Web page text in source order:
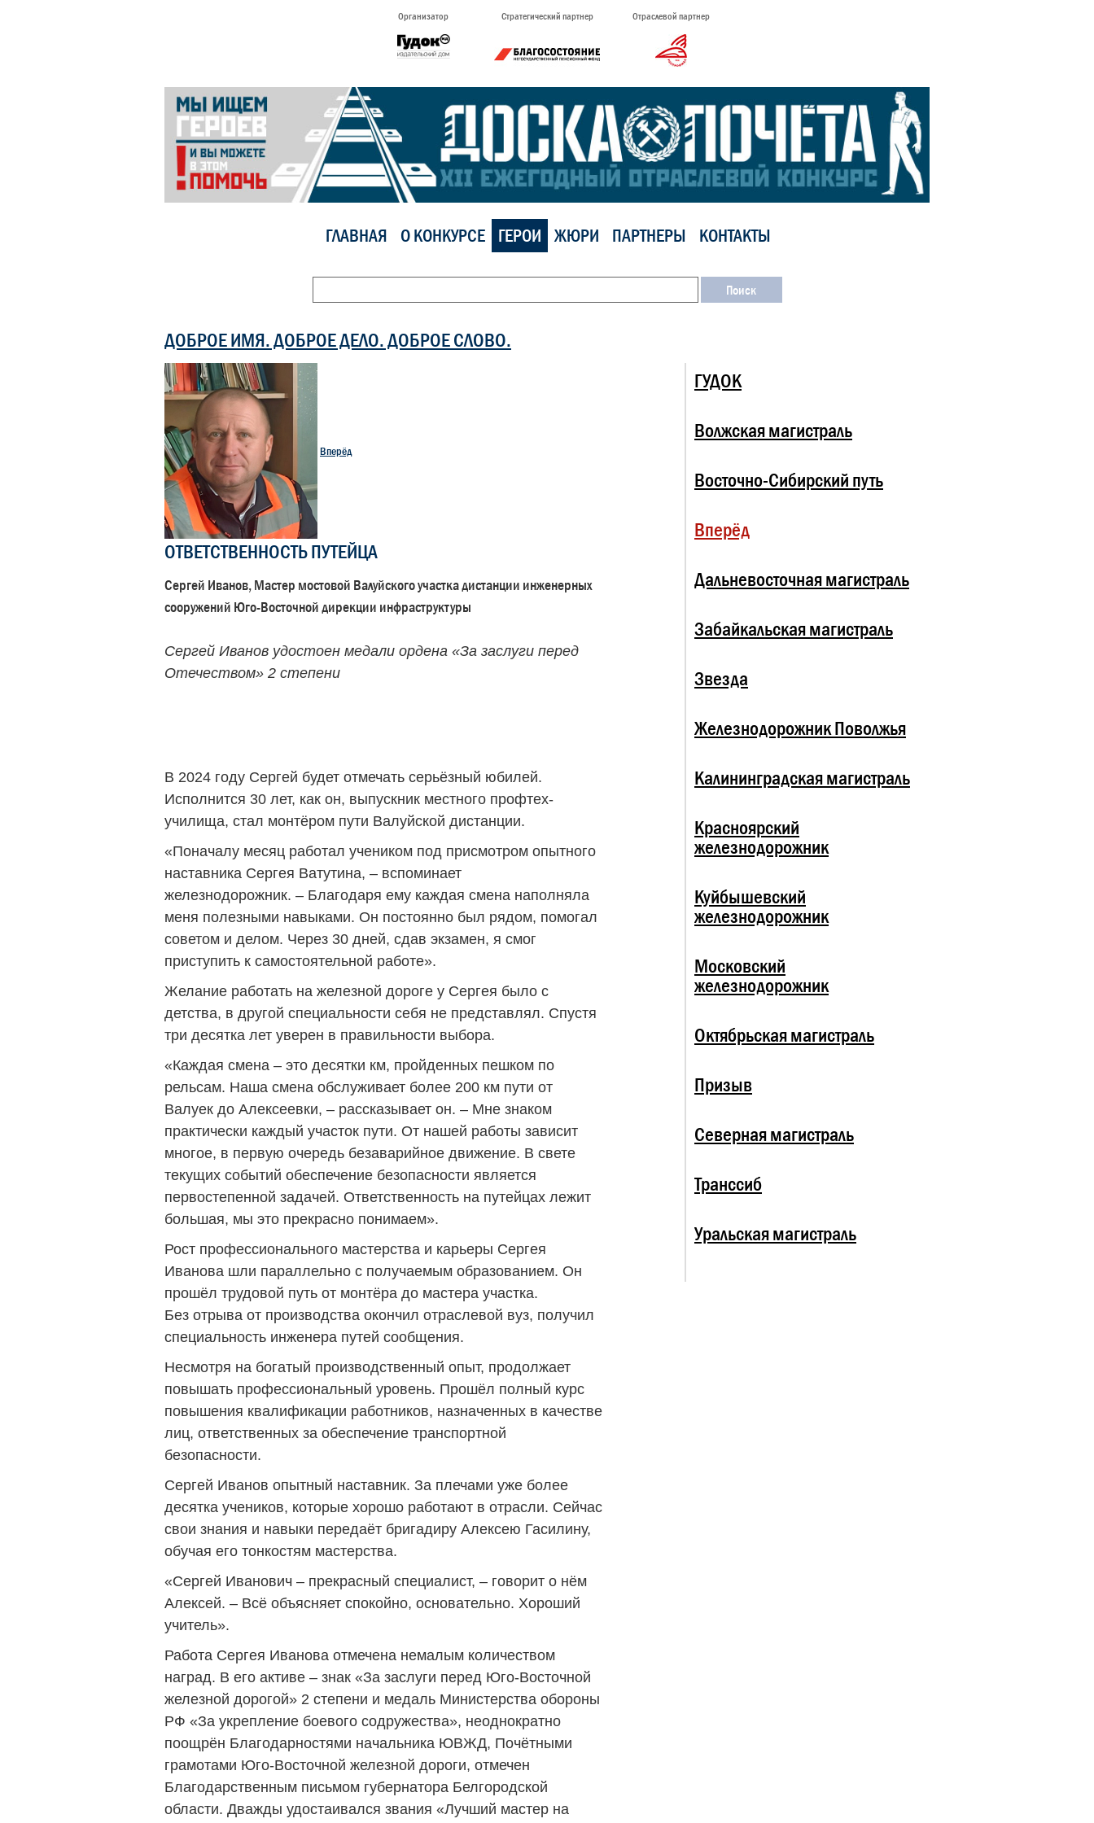
Организатор Стратегический партнер Отраслевой партнер
ГЛАВНАЯ О КОНКУРСЕ ГЕРОИ ЖЮРИ ПАРТНЕРЫ КОНТАКТЫ
ДОБРОЕ ИМЯ. ДОБРОЕ ДЕЛО. ДОБРОЕ СЛОВО.
Вперёд
ОТВЕТСТВЕННОСТЬ ПУТЕЙЦА
Сергей Иванов, Мастер мостовой Валуйского участка дистанции инженерных
сооружений Юго-Восточной дирекции инфраструктуры
Сергей Иванов удостоен медали ордена «За заслуги перед
Отечеством» 2 степени
В 2024 году Сергей будет отмечать ­серьёзный юбилей.
Исполнится 30 лет, как он, выпускник местного профтех­
училища, стал монтёром пути Валуйской дистанции.
«Поначалу месяц работал учеником под присмотром опытного
наставника Сергея Ватутина, – вспоминает
железнодорожник. – Благодаря ему каждая смена наполняла
меня полезными навыками. Он постоянно был рядом, помогал
советом и делом. Через 30 дней, сдав экзамен, я смог
приступить к самостоятельной работе».
Желание работать на железной дороге у Сергея было с
детства, в другой специальности себя не представлял. Спустя
три десятка лет уверен в правильности выбора.
«Каждая смена – это десятки км, пройденных пешком по
рельсам. Наша смена обслуживает более 200 км пути от
Валуек до Алексеевки, – рассказывает он. – Мне знаком
практически каждый участок пути. От нашей работы зависит
многое, в первую очередь безаварийное движение. В свете
текущих событий обеспечение безопасности является
первостепенной задачей. Ответственность на путейцах лежит
большая, мы это прекрасно понимаем».
Рост профессионального мастерства и карьеры Сергея
Иванова шли параллельно с получаемым образованием. Он
прошёл трудовой путь от монтёра до мастера участка.
Без отрыва от производства окончил отраслевой вуз, получил
специальность инженера путей сообщения.
Несмотря на богатый производственный опыт, продолжает
повышать профессиональный уровень. Прошёл полный курс
повышения квалификации работников, назначенных в качестве
лиц, ответственных за обеспечение транспортной
безопасности.
Сергей Иванов опытный наставник. За плечами уже более
десятка учеников, которые хорошо работают в отрасли. Сейчас
свои знания и навыки передаёт бригадиру Алексею Гасилину,
обучая его тонкостям мастерства.
«Сергей Иванович – прекрасный специалист, – говорит о нём
Алексей. – Всё объясняет спокойно, основательно. Хороший
учитель».
Работа Сергея Иванова отмечена немалым количеством
наград. В его активе – знак «За зас­луги перед Юго-Восточной
железной дорогой» 2 степени и медаль Министерства обороны
РФ «За укрепление боевого содружест­ва», неоднократно
поощрён Благодарностями начальника ЮВЖД, Почётными
грамотами Юго-Восточной железной дороги, отмечен
Благодарственным письмом губернатора Белгородской
области. Дважды удостаивался звания «Лучший мастер на
ГУДОК
Волжская магистраль
Восточно-Сибирский путь
Вперёд
Дальневосточная магистраль
Забайкальская магистраль
Звезда
Железнодорожник Поволжья
Калининградская магистраль
Красноярский
железнодорожник
Куйбышевский
железнодорожник
Московский
железнодорожник
Октябрьская магистраль
Призыв
Северная магистраль
Транссиб
Уральская магистраль